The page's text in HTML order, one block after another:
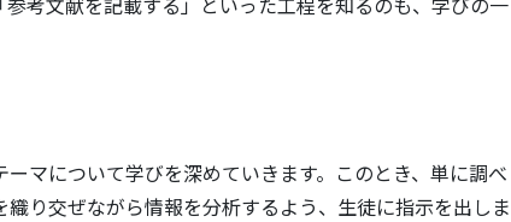
マについて学びを深めていきます。このとき、単に調べ
り交ぜながら情報を分析するよう、生徒に指示を出しま